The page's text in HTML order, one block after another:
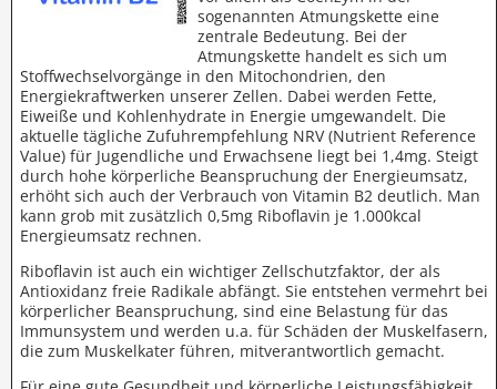
sogenannten Atmungskette eine
zentrale Bedeutung. Bei der
Atmungskette handelt es sich um
Stoffwechselvorgänge in den Mitochondrien, den
Energiekraftwerken unserer Zellen. Dabei werden Fette,
Eiweiße und Kohlenhydrate in Energie umgewandelt. Die
aktuelle tägliche Zufuhrempfehlung NRV (Nutrient Reference
Value) für Jugendliche und Erwachsene liegt bei 1,4mg. Steigt
durch hohe körperliche Beanspruchung der Energieumsatz,
erhöht sich auch der Verbrauch von Vitamin B2 deutlich. Man
kann grob mit zusätzlich 0,5mg Riboflavin je 1.000kcal
Energieumsatz rechnen.
Riboflavin ist auch ein wichtiger Zellschutzfaktor, der als
Antioxidanz freie Radikale abfängt. Sie entstehen vermehrt bei
körperlicher Beanspruchung, sind eine Belastung für das
Immunsystem und werden u.a. für Schäden der Muskelfasern,
die zum Muskelkater führen, mitverantwortlich gemacht.